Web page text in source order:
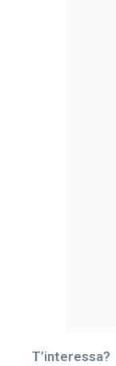
T’interessa?